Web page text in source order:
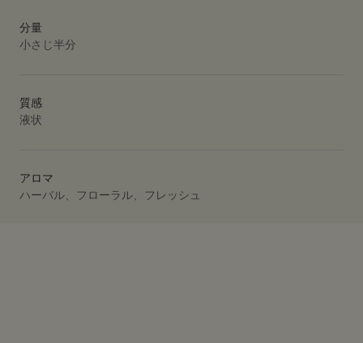
分量
小さじ半分
質感
液状
アロマ
ハーバル、フローラル、フレッシュ